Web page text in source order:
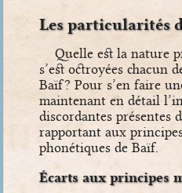
Les particularités
Quelle est la nature
s’est octroyées chacun
Baïf ? Pour s’en faire
maintenant en détail
discordantes présentes
rapportant aux
phonétiques de Baïf.
Écarts aux principes